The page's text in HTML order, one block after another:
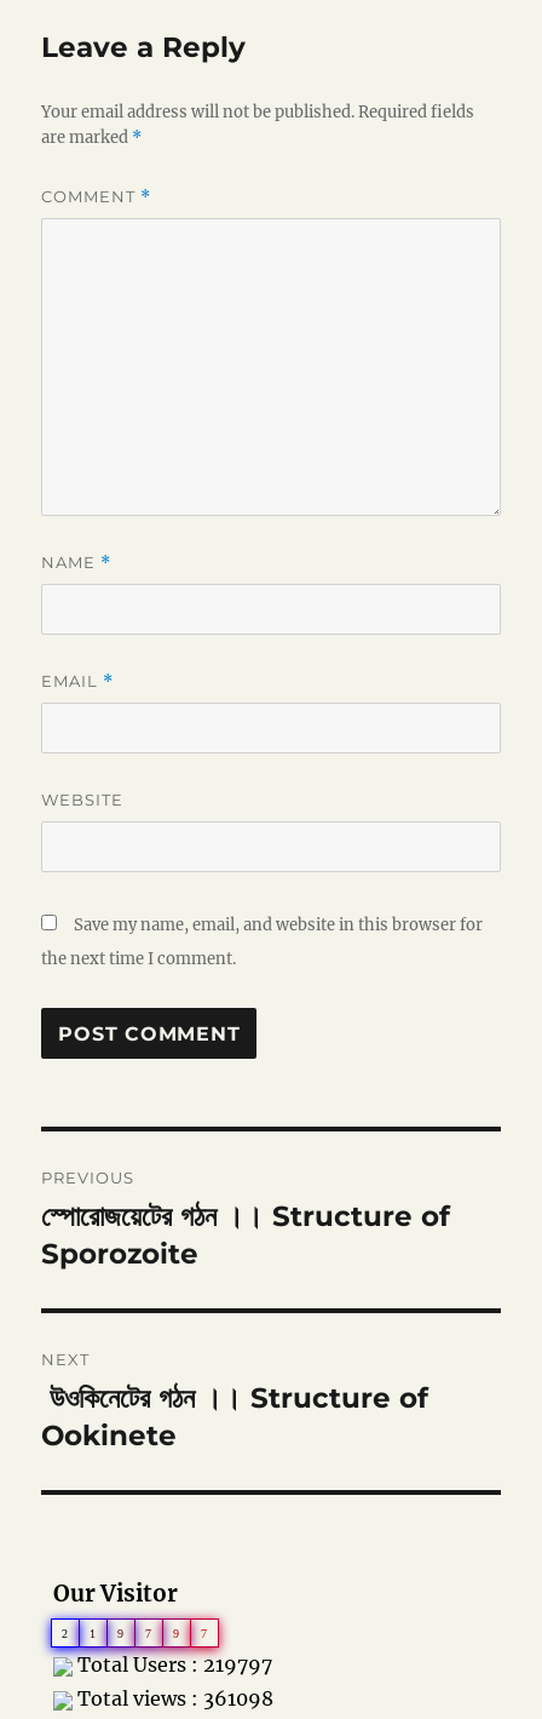
Leave a Reply
Your email address will not be published. Required fields
are marked *
COMMENT *
NAME *
EMAIL *
WEBSITE
Save my name, email, and website in this browser for
the next time I comment.
navigation
PREVIOUS
Previous
post:
স্পোরোজয়েটের গঠন ।। Structure of
Sporozoite
NEXT
Next
post:
উওকিনেটের গঠন ।। Structure of
Ookinete
Our Visitor
2 1 9 7 9 7
Total Users : 219797
Total views : 361098